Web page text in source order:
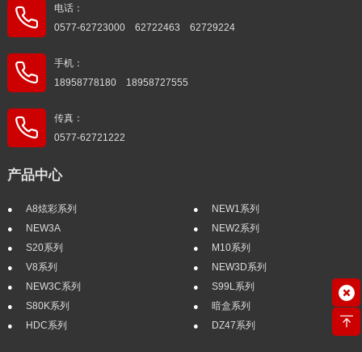
电话：
0577-62723000 62722463 62729224
手机：
18958778180 18958727555
传真：
0577-62721222
产品中心
A8炫彩系列
NEW1系列
NEW3A
NEW2系列
S20系列
M10系列
V8系列
NEW3D系列
NEW3C系列
S99L系列
S80K系列
暗盒系列
HDC系列
DZ47系列